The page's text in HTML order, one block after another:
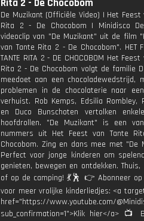
Rita 2 - De Chocobom
De Muzikant (Officiële Video) | Het Feest
Rita 2 - De Chocobom | Minidisco
videoclip van "De Muzikant" uit de film
van Tante Rita 2 - De Chocobom". HET
TANTE RITA 2 - DE CHOCOBOM Het
Rita 2 - De Chocobom volgt de familie
meedoet aan een chocoladewedstrijd,
problemen in de chocolaterie naar
verhuist. Rob Kemps, Edsilia Rombley,
en Duco Bunschoten vertolken
hoofdrollen. "De Muzikant" is een
nummers uit Het Feest van Tante
Chocobom. Zing en dans mee met "De
Perfect voor jonge kinderen om
genieten, bewegen en ontdekken. Thuis,
of op de camping! 💃🕺 👉 Abonneer op
voor meer vrolijke kinderliedjes: <a
href="https://www.youtube.com/
sub_confirmation=1">Klik hier</a> 📺